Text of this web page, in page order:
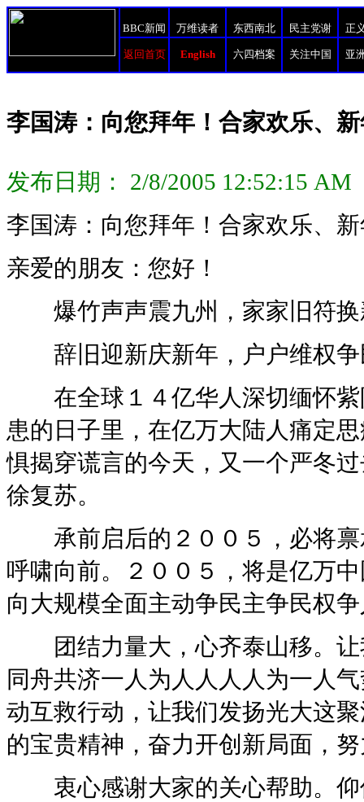
BBC新闻 万维读者 东西南北 民主党谢 正
返回首页 English 六四档案 关注中国 亚
李国涛：向您拜年！合家欢乐、
发布日期： 2/8/2005 12:52:15
李国涛：向您拜年！合家欢乐、
亲爱的朋友：您好！
爆竹声声震九州，家家旧符换
辞旧迎新庆新年，户户维权争
在全球１４亿华人深切缅怀紫
患的日子里，在亿万大陆人痛定
惧揭穿谎言的今天，又一个严冬
徐复苏。
承前启后的２００５，必将禀
呼啸向前。２００５，将是亿万
向大规模全面主动争民主争民权
团结力量大，心齐泰山移。让
同舟共济一人为人人人人为一人
动互救行动，让我们发扬光大这
的宝贵精神，奋力开创新局面，
衷心感谢大家的关心帮助。仰